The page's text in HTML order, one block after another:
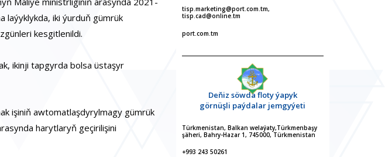
laýyklykda, iki ýurduň gümrük
kesgitlenildi.
ikinji tapgyrda bolsa üstaşyr
işiniň awtomatlaşdyrylmagy gümrük
harytlaryň geçirilişini
tisp.marketing@port.com.tm,
tisp.cad@online.tm
port.com.tm
Deňiz söwda floty ýapyk
görnüşli paýdalar jemgyýeti
Türkmenistan, Balkan welaýaty,Türkmenbaşy
şäheri, Bahry-Hazar 1, 745000, Türkmenistan
+993 243 50261